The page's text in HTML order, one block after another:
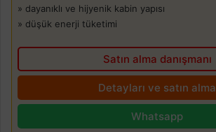
» dayanıklı ve hijyenik kabin yapısı
» düşük enerji tüketimi
Satın alma danışmanı
Detayları ve satın alma
Whatsapp